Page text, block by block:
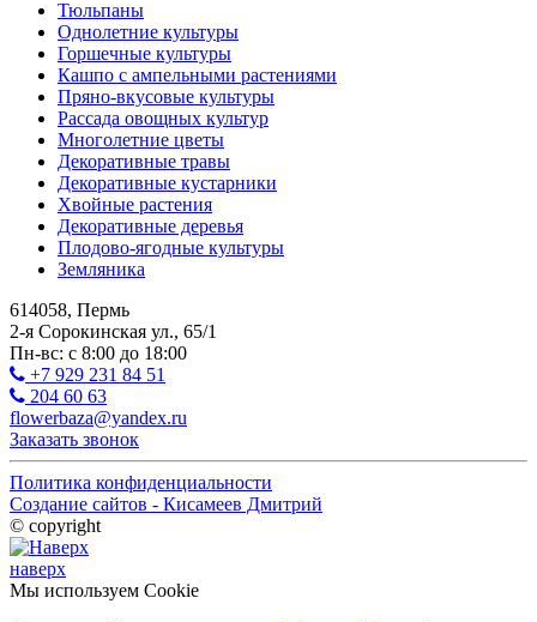
Тюльпаны
Однолетние культуры
Горшечные культуры
Кашпо с ампельными растениями
Пряно-вкусовые культуры
Рассада овощных культур
Многолетние цветы
Декоративные травы
Декоративные кустарники
Хвойные растения
Декоративные деревья
Плодово-ягодные культуры
Земляника
614058, Пермь
2-я Сорокинская ул., 65/1
Пн-вс: с 8:00 до 18:00
+7 929 231 84 51
204 60 63
flowerbaza@yandex.ru
Заказать звонок
Политика конфиденциальности
Создание сайтов - Кисамеев Дмитрий
© copyright
наверх
Мы используем Cookie